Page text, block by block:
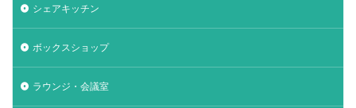
シェアキッチン
ボックスショップ
ラウンジ・会議室